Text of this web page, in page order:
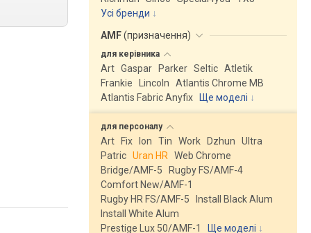
Усі бренди
AMF(призначення)
для керівника
Art Gaspar Parker Seltic Atletik
Frankie
Lincoln
Atlantis Chrome MB
Atlantis Fabric Anyfix
Ще моделі ↓
для персоналу
Art Fix Ion Tin Work Dzhun
Ultra
Patric Uran HR
Web Chrome
Bridge/AMF-5
Rugby FS/AMF-4
Comfort New/AMF-1
Rugby HR FS/AMF-5
Install Black Alum
Install White Alum
Prestige Lux 50/AMF-1
Ще моделі ↓